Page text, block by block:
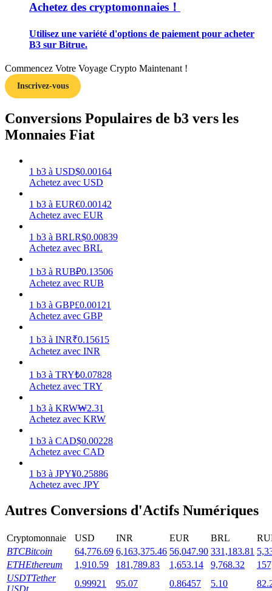
Apprenez à rester rentable
Gagner
Cochon de puissance
Jalonnement
Des rendements élevés et un accès instantané
Staking flexible pour gagner des jetons populaires
Achetez des cryptomonnaies！
Utilisez une variété d'options de paiement pour acheter
B3 sur Bitrue.
Commencez Votre Voyage Crypto Maintenant !
Inscrivez-vous
Conversions Populaires de b3 vers les
Monnaies Fiat
1 b3 à USD$0.00164
Achetez avec USD
1 b3 à EUR€0.00142
Achetez avec EUR
1 b3 à BRLR$0.00839
Achetez avec BRL
1 b3 à RUB₽0.13506
Achetez avec RUB
1 b3 à GBP£0.00121
Achetez avec GBP
1 b3 à INR₹0.15615
Achetez avec INR
1 b3 à TRY₺0.07828
Achetez avec TRY
1 b3 à KRW₩2.31
Achetez avec KRW
1 b3 à CAD$0.00228
Achetez avec CAD
1 b3 à JPY¥0.25886
Achetez avec JPY
Autres Conversions d'Actifs Numériques
Cryptomonnaie USD INR EUR BRL
BTCBitcoin 64,776.69 6,163,375.46 56,047.90 331,183.81
ETHEthereum 1,910.59 181,789.83 1,653.14 9,768.32
USDTTether
USDt
0.99921 95.07 0.86457 5.10